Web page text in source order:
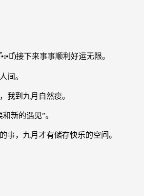
接下来事事顺利好运无限。
间。
我到九月自然瘦。
新的遇见”。
事，九月才有储存快乐的空间。